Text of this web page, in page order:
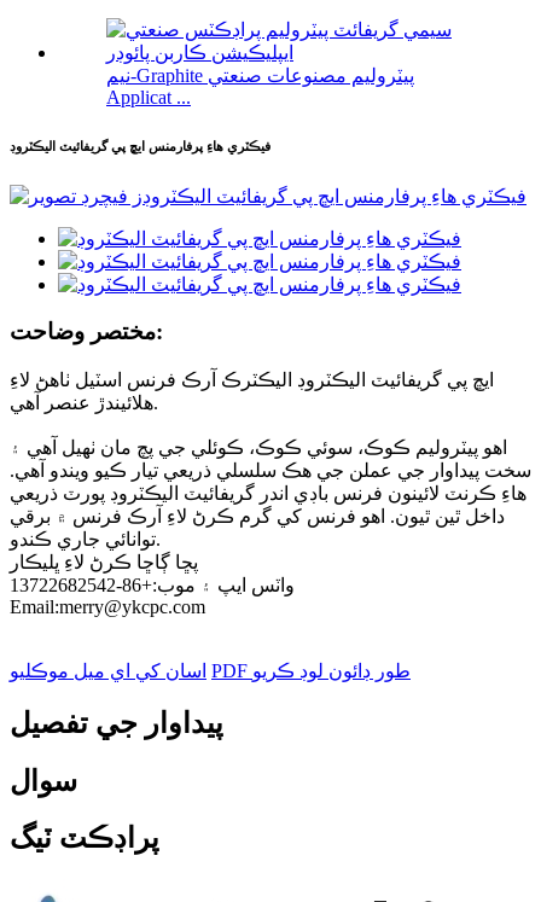
نيم-Graphite پيٽروليم مصنوعات صنعتي
Applicat ...
فيڪٽري هاءِ پرفارمنس ايڇ پي گريفائيٽ اليڪٽروڊ
مختصر وضاحت:
ايڇ پي گريفائيٽ اليڪٽروڊ اليڪٽرڪ آرڪ فرنس اسٽيل ٺاهڻ لاءِ
هلائيندڙ عنصر آهي.
اهو پيٽروليم ڪوڪ، سوئي ڪوڪ، ڪوئلي جي پچ مان ٺهيل آهي ۽
سخت پيداوار جي عملن جي هڪ سلسلي ذريعي تيار ڪيو ويندو آهي.
هاءِ ڪرنٽ لائينون فرنس باڊي اندر گريفائيٽ اليڪٽروڊ پورٽ ذريعي
داخل ٿين ٿيون. اهو فرنس کي گرم ڪرڻ لاءِ آرڪ فرنس ۾ برقي
توانائي جاري ڪندو.
پڇا ڳاڇا ڪرڻ لاءِ ڀليڪار
واٽس ايپ ۽ موب:+86-13722682542
Email:merry@ykcpc.com
اسان کي اي ميل موڪليو PDF طور ڊائون لوڊ ڪريو
پيداوار جي تفصيل
سوال
پراڊڪٽ ٽيگ